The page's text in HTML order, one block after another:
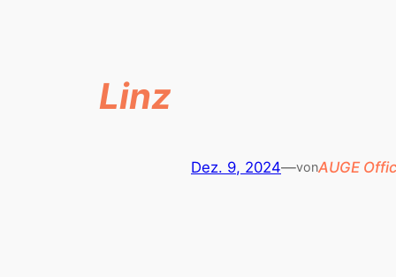
Linz
Dez. 9, 2024—vonAUGE